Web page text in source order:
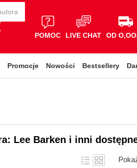
POMOC LIVE CHAT OD
Promocje Nowości Bestsellery
Lee Barken i inni